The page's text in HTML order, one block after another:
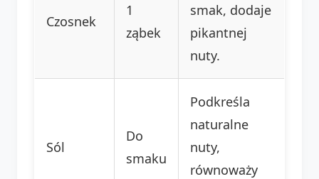
Czosnek
1
ząbek
smak, dodaje
pikantnej
nuty.
Sól
Do
smaku
Podkreśla
naturalne
nuty,
równoważy